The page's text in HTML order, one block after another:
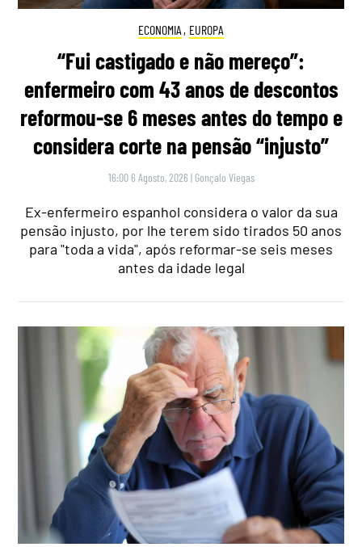
ECONOMIA , EUROPA
“Fui castigado e não mereço”:
enfermeiro com 43 anos de descontos
reformou-se 6 meses antes do tempo e
considera corte na pensão “injusto”
16:00 6 Agosto, 2026 | Gonçalo Viegas
Ex-enfermeiro espanhol considera o valor da sua
pensão injusto, por lhe terem sido tirados 50 anos
para "toda a vida", após reformar-se seis meses
antes da idade legal